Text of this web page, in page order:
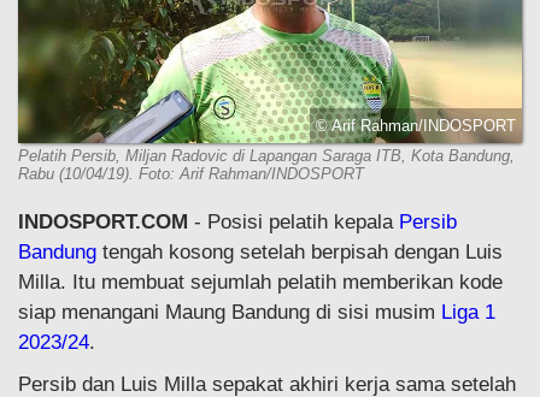
© Arif Rahman/INDOSPORT
Pelatih Persib, Miljan Radovic di Lapangan Saraga ITB, Kota Bandung,
Rabu (10/04/19). Foto: Arif Rahman/INDOSPORT
INDOSPORT.COM - Posisi pelatih kepala Persib
Bandung tengah kosong setelah berpisah dengan Luis
Milla. Itu membuat sejumlah pelatih memberikan kode
siap menangani Maung Bandung di sisi musim Liga 1
2023/24.
Persib dan Luis Milla sepakat akhiri kerja sama setelah